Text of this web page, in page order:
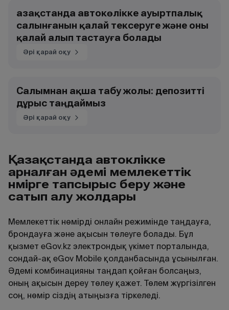
Қазақстанда автокөлікке ауыртпалық
салынғанын қалай тексеруге және оны
қалай алып тастауға болады
Әрі қарай оқу
Салымнан ақша табу жолы: депозитті
дұрыс таңдаймыз
Әрі қарай оқу
Қазақстанда автокөлікке
арналған әдемі мемлекеттік
нөмірге тапсырыс беру және
сатып алу жолдары
Мемлекеттік нөмірді онлайн режимінде таңдауға,
брондауға және ақысын төлеуге болады. Бұл
қызмет eGov.kz электрондық үкімет порталында,
сондай-ақ eGov Mobile қолданбасында ұсынылған.
Әдемі комбинацияны таңдап қойған болсаңыз,
оның ақысын дереу төлеу қажет. Төлем жүргізілген
соң, нөмір сіздің атыңызға тіркеледі.